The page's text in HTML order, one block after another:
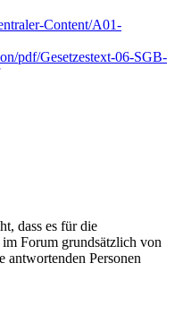
Content/A01-
pdf/Gesetzestext-06-SGB-
dass es für die
Forum grundsätzlich von
Personen